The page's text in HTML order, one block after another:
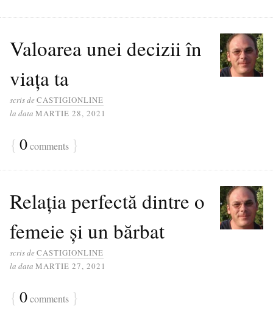
Valoarea unei decizii în
viața ta
scris de CASTIGIONLINE
la data MARTIE 28, 2021
{ 0comments }
Relația perfectă dintre o
femeie și un bărbat
scris de CASTIGIONLINE
la data MARTIE 27, 2021
{ 0comments }